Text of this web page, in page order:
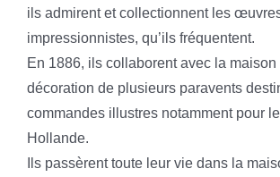
ils admirent et collectionnent les
impressionnistes, qu’ils fréquentent.
En 1886, ils collaborent avec la
décoration de plusieurs paravents
commandes illustres notamment pour
Hollande.
Ils passèrent toute leur vie dans la